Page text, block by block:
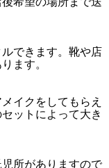
できます。靴や店
ます。
イクをしてもらえ
ットによって大き
所がありますので